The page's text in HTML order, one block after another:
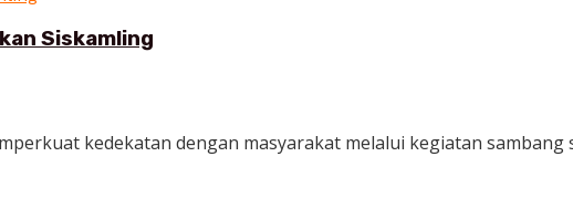
Siskamling
kedekatan dengan masyarakat melalui kegiatan sambang